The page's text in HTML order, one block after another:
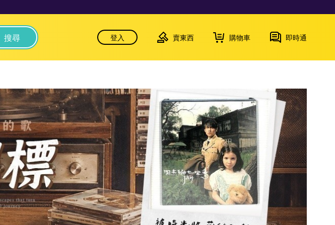
搜尋 登入 賣東西 購物車 即時通